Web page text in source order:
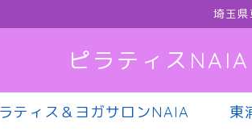
埼玉
ピラティス
ティス＆ヨガサロンNAIA 東